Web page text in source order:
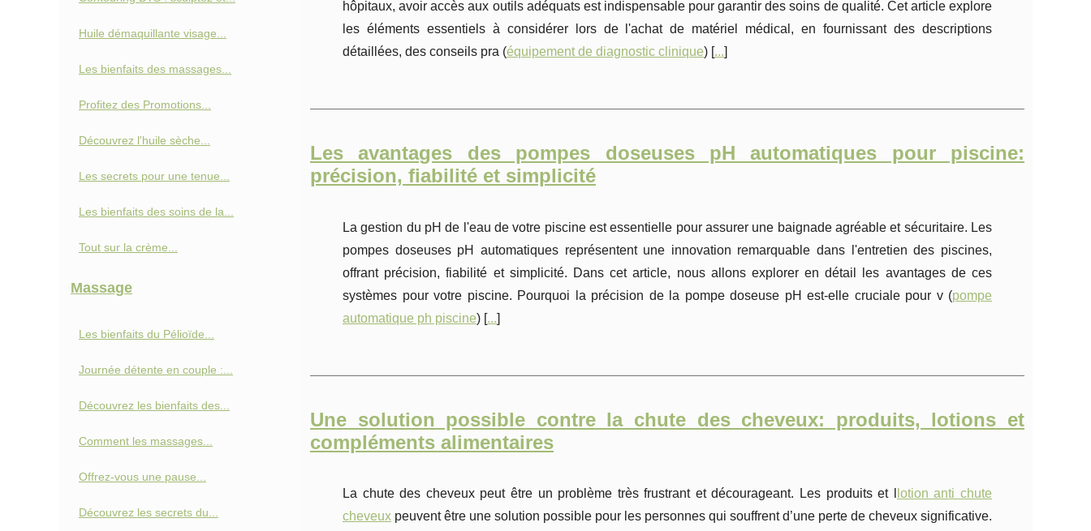
hôpitaux, avoir accès aux outils adéquats est indispensable pour garantir des soins de qualité. Cet article explore
les éléments essentiels à considérer lors de l'achat de matériel médical, en fournissant des descriptions
détaillées, des conseils pra (équipement de diagnostic clinique) [...]
Les avantages des pompes doseuses pH automatiques pour piscine:
précision, fiabilité et simplicité
La gestion du pH de l'eau de votre piscine est essentielle pour assurer une baignade agréable et sécuritaire. Les
pompes doseuses pH automatiques représentent une innovation remarquable dans l'entretien des piscines,
offrant précision, fiabilité et simplicité. Dans cet article, nous allons explorer en détail les avantages de ces
systèmes pour votre piscine. Pourquoi la précision de la pompe doseuse pH est-elle cruciale pour v (pompe
automatique ph piscine) [...]
Une solution possible contre la chute des cheveux: produits, lotions et
compléments alimentaires
La chute des cheveux peut être un problème très frustrant et décourageant. Les produits et l
lotion anti chute
cheveux peuvent être une solution possible pour les personnes qui souffrent d’une perte de cheveux significative.
Huile démaquillante visage...
Les bienfaits des massages...
Profitez des Promotions...
Découvrez l'huile sèche...
Les secrets pour une tenue...
Les bienfaits des soins de la...
Tout sur la crème...
Massage
Les bienfaits du Pélioïde...
Journée détente en couple :...
Découvrez les bienfaits des...
Comment les massages...
Offrez-vous une pause...
Découvrez les secrets du...